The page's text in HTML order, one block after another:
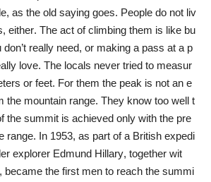
as the old saying goes. People do not liv
either. The act of climbing them is like bu
really need, or making a pass at a p
love. The locals never tried to measur
or feet. For them the peak is not an e
the mountain range. They know too well t
the summit is achieved only with the pre
range. In 1953, as part of a British expedi
explorer Edmund Hillary, together wit
became the first men to reach the summi